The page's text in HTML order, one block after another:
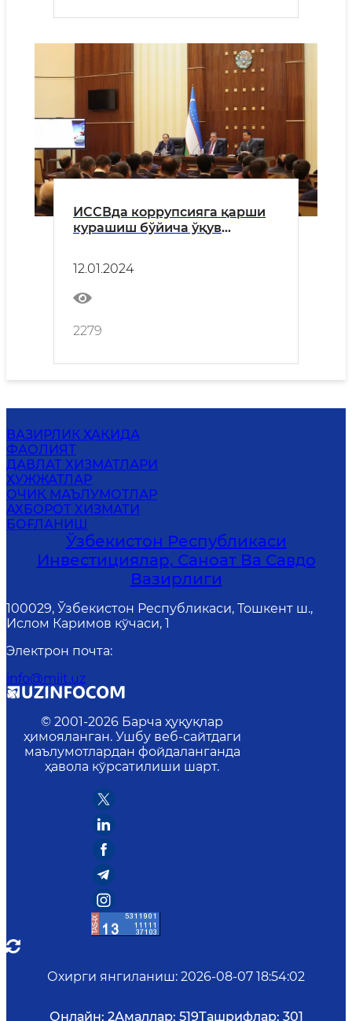
ИССВда коррупсияга қарши
курашиш бўйича ўқув
12.01.2024
2279
ВАЗИРЛИК ҲАҚИДА
ФАОЛИЯТ
ДАВЛАТ ХИЗМАТЛАРИ
ҲУЖЖАТЛАР
ОЧИҚ МАЪЛУМОТЛАР
АХБОРОТ ХИЗМАТИ
БОҒЛАНИШ
Ўзбекистон Республикаси
Инвестициялар, Саноат Ва Савдо
Вазирлиги
100029, Ўзбекистон Республикаси, Тошкент ш.,
Ислом Каримов кўчаси, 1
Электрон почта:
info@miit.uz
© 2001-2026 Барча ҳуқуқлар
ҳимояланган. Ушбу веб-сайтдаги
маълумотлардан фойдаланганда
ҳавола кўрсатилиши шарт.
Охирги янгиланиш: 2026-08-07 18:54:02
Онлайн: 2Амаллар: 519Ташрифлар: 301